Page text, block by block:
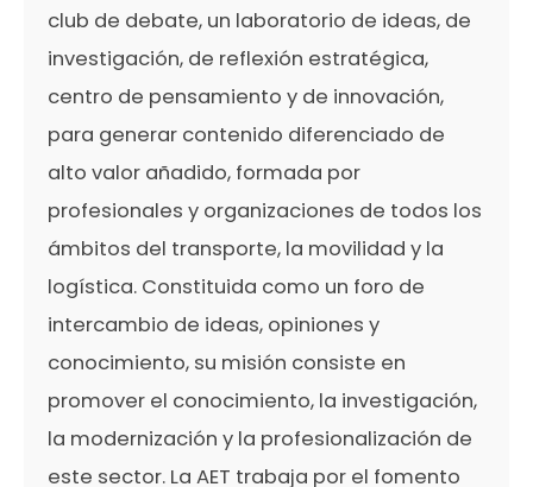
club de debate, un laboratorio de ideas, de
investigación, de reflexión estratégica,
centro de pensamiento y de innovación,
para generar contenido diferenciado de
alto valor añadido, formada por
profesionales y organizaciones de todos los
ámbitos del transporte, la movilidad y la
logística. Constituida como un foro de
intercambio de ideas, opiniones y
conocimiento, su misión consiste en
promover el conocimiento, la investigación,
la modernización y la profesionalización de
este sector. La AET trabaja por el fomento